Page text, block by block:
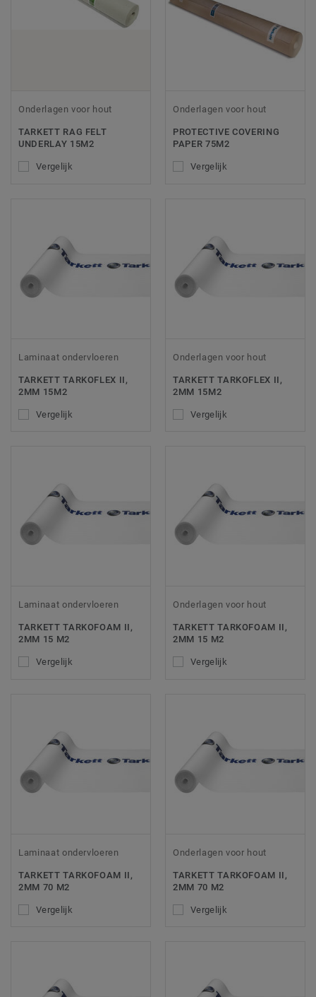
Onderlagen voor hout
TARKETT RAG FELT
UNDERLAY 15M2
Vergelijk
Onderlagen voor hout
PROTECTIVE COVERING
PAPER 75M2
Vergelijk
Laminaat ondervloeren
TARKETT TARKOFLEX II,
2MM 15M2
Vergelijk
Onderlagen voor hout
TARKETT TARKOFLEX II,
2MM 15M2
Vergelijk
Laminaat ondervloeren
TARKETT TARKOFOAM II,
2MM 15 M2
Vergelijk
Onderlagen voor hout
TARKETT TARKOFOAM II,
2MM 15 M2
Vergelijk
Laminaat ondervloeren
TARKETT TARKOFOAM II,
2MM 70 M2
Vergelijk
Onderlagen voor hout
TARKETT TARKOFOAM II,
2MM 70 M2
Vergelijk